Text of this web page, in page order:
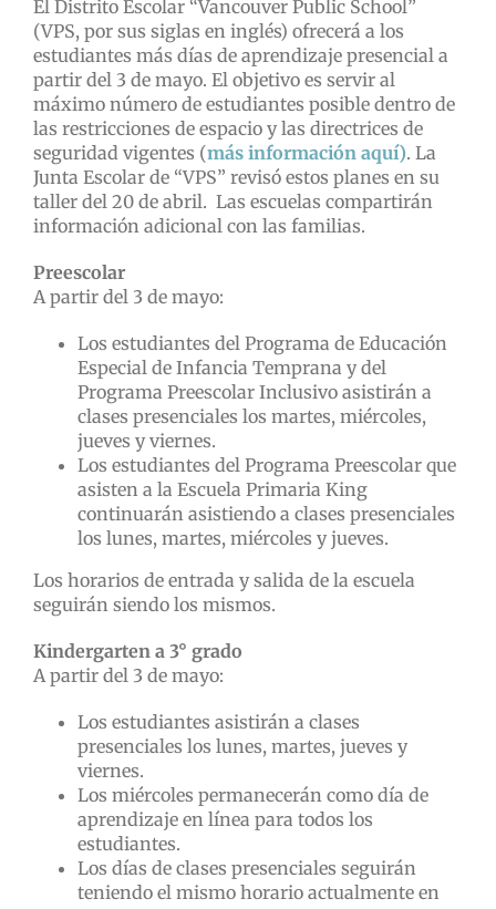
El Distrito Escolar “Vancouver Public School”
(VPS, por sus siglas en inglés) ofrecerá a los
estudiantes más días de aprendizaje presencial a
partir del 3 de mayo. El objetivo es servir al
máximo número de estudiantes posible dentro de
las restricciones de espacio y las directrices de
seguridad vigentes (más información aquí). La
Junta Escolar de “VPS” revisó estos planes en su
taller del 20 de abril. Las escuelas compartirán
información adicional con las familias.
Preescolar
A partir del 3 de mayo:
Los estudiantes del Programa de Educación
Especial de Infancia Temprana y del
Programa Preescolar Inclusivo asistirán a
clases presenciales los martes, miércoles,
jueves y viernes.
Los estudiantes del Programa Preescolar que
asisten a la Escuela Primaria King
continuarán asistiendo a clases presenciales
los lunes, martes, miércoles y jueves.
Los horarios de entrada y salida de la escuela
seguirán siendo los mismos.
Kindergarten a 3° grado
A partir del 3 de mayo:
Los estudiantes asistirán a clases
presenciales los lunes, martes, jueves y
viernes.
Los miércoles permanecerán como día de
aprendizaje en línea para todos los
estudiantes.
Los días de clases presenciales seguirán
teniendo el mismo horario actualmente en